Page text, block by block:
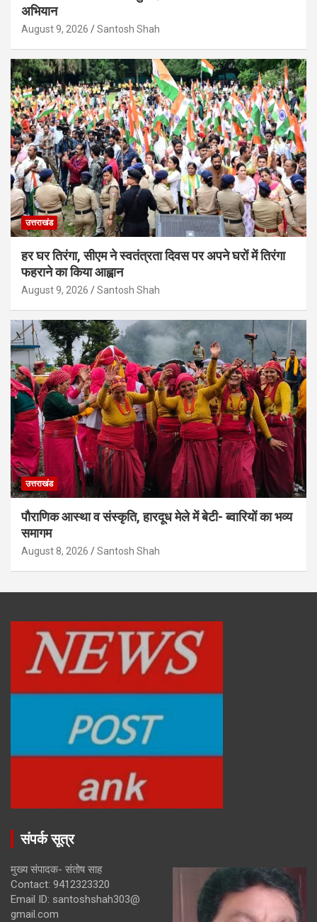
अभियान
August 9, 2026 Santosh Shah
उत्तराखंड
हर घर तिरंगा, सीएम ने स्वतंत्रता दिवस पर अपने घरों में तिरंगा
फहराने का किया आह्वान
August 9, 2026 Santosh Shah
उत्तराखंड
पौराणिक आस्था व संस्कृति, हारदूध मेले में बेटी- ब्वारियों का भव्य
समागम
August 8, 2026 Santosh Shah
संपर्क सूत्र
मुख्य संपादक- संतोष साह
Contact: 9412323320
Email ID: santoshshah303@
gmail.com